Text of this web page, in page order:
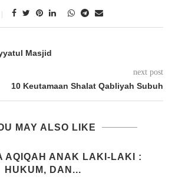
Masjid
next post
10 Keutamaan Shalat Qabliyah Subuh
MAY ALSO LIKE
AQIQAH ANAK LAKI-LAKI :
HUKUM, DAN...